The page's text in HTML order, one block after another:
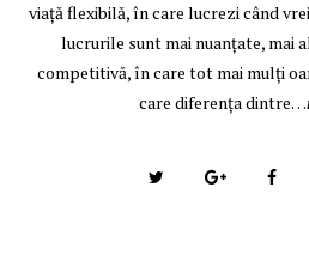
viață flexibilă, în care lucrezi când
lucrurile sunt mai nuanțate, mai
competitivă, în care tot mai mulți
care diferența dintre…